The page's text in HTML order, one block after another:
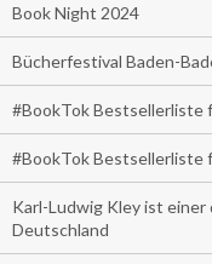
Book Night 2024
Bücherfestival Baden-
#BookTok Bestsellerliste
#BookTok Bestsellerliste
Karl-Ludwig Kley ist
Deutschland